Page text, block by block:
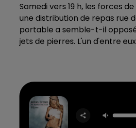
Samedi vers 19 h, les forces
une distribution de repas rue
portable a semble-t-il
jets de pierres. L'un d'entre